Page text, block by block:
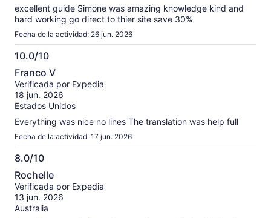
excellent guide Simone was amazing knowledge kind and
hard working go direct to thier site save 30%
Fecha de la actividad: 26 jun. 2026
10.0/10
10.0
de
10
Franco V
Verificada por Expedia
18 jun. 2026
Estados Unidos
Everything was nice no lines The translation was help full
Fecha de la actividad: 17 jun. 2026
8.0/10
8.0
de
10
Rochelle
Verificada por Expedia
13 jun. 2026
Australia